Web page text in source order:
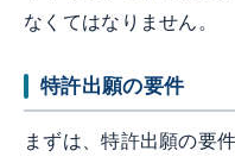
なくてはなりません。
特許出願の要件
まずは、特許出願の要